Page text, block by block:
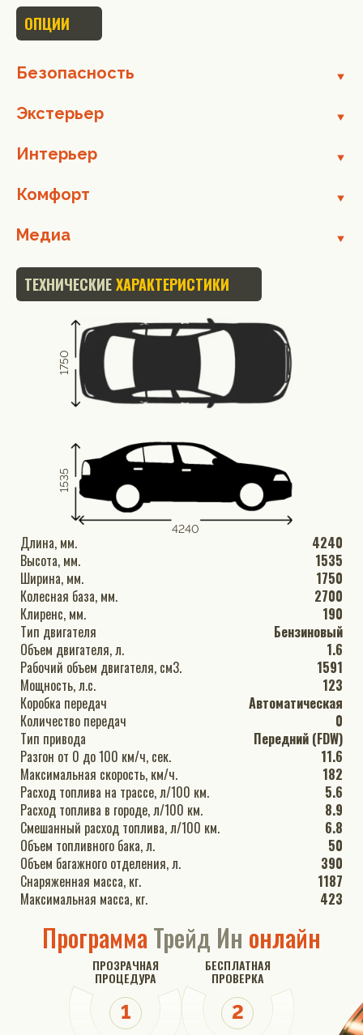
ОПЦИИ
Безопасность
Экстерьер
Интерьер
Комфорт
Медиа
ТЕХНИЧЕСКИЕХАРАКТЕРИСТИКИ
4240
1535
1750
Длина, мм.
4240
Высота, мм.
1535
Ширина, мм.
1750
Колесная база, мм.
2700
Клиренс, мм.
190
Тип двигателя
Бензиновый
Объем двигателя, л.
1.6
Рабочий объем двигателя, см3.
1591
Мощность, л.с.
123
Коробка передач
Автоматическая
Количество передач
0
Тип привода
Передний (FDW)
Разгон от 0 до 100 км/ч, сек.
11.6
Максимальная скорость, км/ч.
182
Расход топлива на трассе, л/100 км.
5.6
Расход топлива в городе, л/100 км.
8.9
Смешанный расход топлива, л/100 км.
6.8
Объем топливного бака, л.
50
Объем багажного отделения, л.
390
Снаряженная масса, кг.
1187
Максимальная масса, кг.
423
ПрограммаТрейд Ин онлайн
ПРОЗРАЧНАЯ
ПРОЦЕДУРА
БЕСПЛАТНАЯ
ПРОВЕРКА